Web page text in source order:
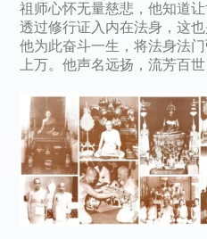
祖师心怀无量慈悲，他知道
透过修行证入内在法身，这
他为此奋斗一生，将法身法
上万。他声名远扬，流芳百